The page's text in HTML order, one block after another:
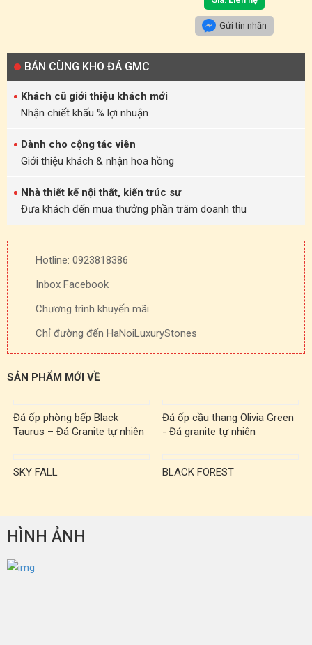
Gửi tin nhắn
BÁN CÙNG KHO ĐÁ GMC
Khách cũ giới thiệu khách mới
Nhận chiết khấu % lợi nhuận
Dành cho cộng tác viên
Giới thiệu khách & nhận hoa hồng
Nhà thiết kế nội thất, kiến trúc sư
Đưa khách đến mua thưởng phần trăm doanh thu
Hotline: 0923818386
Inbox Facebook
Chương trình khuyến mãi
Chỉ đường đến HaNoiLuxuryStones
SẢN PHẨM MỚI VỀ
Đá ốp phòng bếp Black
Taurus – Đá Granite tự nhiên
Đá ốp cầu thang Olivia Green
- Đá granite tự nhiên
SKY FALL BLACK FOREST
HÌNH ẢNH